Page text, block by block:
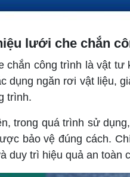
lưới che chắn
chắn công trình là vật tư
dụng ngăn rơi vật liệu,
trình.
trong quá trình sử dụng,
bảo vệ đúng cách.
duy trì hiệu quả an toàn